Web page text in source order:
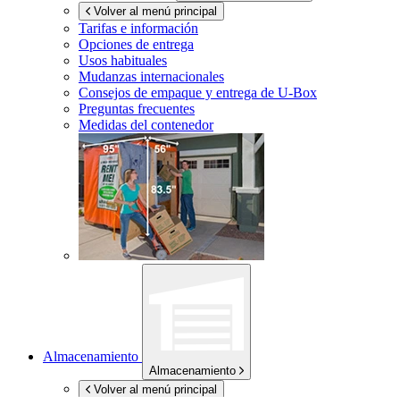
Volver al menú principal
Tarifas e información
Opciones de entrega
Usos habituales
Mudanzas internacionales
Consejos de empaque y entrega de U-Box
Preguntas frecuentes
Medidas del contenedor
Almacenamiento
Almacenamiento
Volver al menú principal